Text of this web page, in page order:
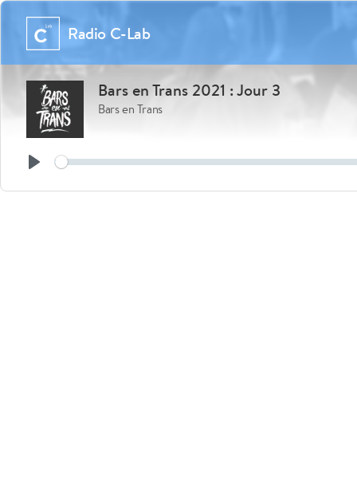
Radio C-Lab
Bars en Trans 2021 : Jour 3
Bars en Trans
Play